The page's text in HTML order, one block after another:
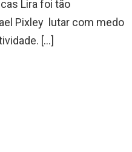
Lira foi tão
Pixley lutar com medo
[…]